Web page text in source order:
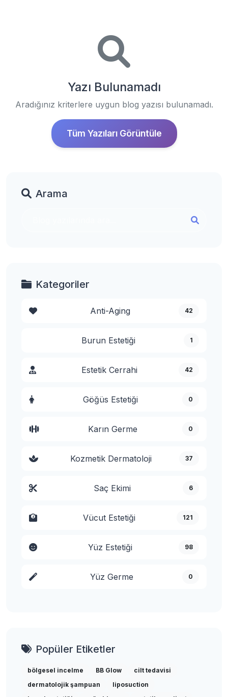
Yazı Bulunamadı
Aradığınız kriterlere uygun blog yazısı bulunamadı.
Tüm Yazıları Görüntüle
Arama
Kategoriler
Anti-Aging 42
Burun Estetiği 1
Estetik Cerrahi 42
Göğüs Estetiği 0
Karın Germe 0
Kozmetik Dermatoloji 37
Saç Ekimi 6
Vücut Estetiği 121
Yüz Estetiği 98
Yüz Germe 0
Popüler Etiketler
bölgesel incelme BB Glow
cilt tedavisi
dermatolojik şampuan
liposuction